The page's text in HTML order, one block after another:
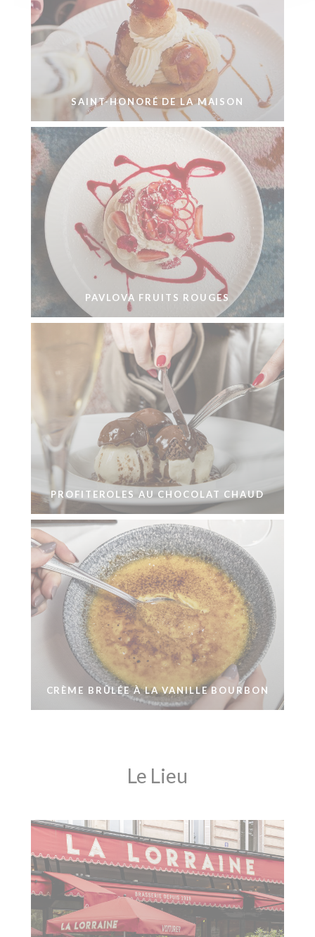
SAINT-HONORÉ DE LA MAISON
PAVLOVA FRUITS ROUGES
PROFITEROLES AU CHOCOLAT CHAUD
CRÈME BRÛLÉE À LA VANILLE BOURBON
Le Lieu